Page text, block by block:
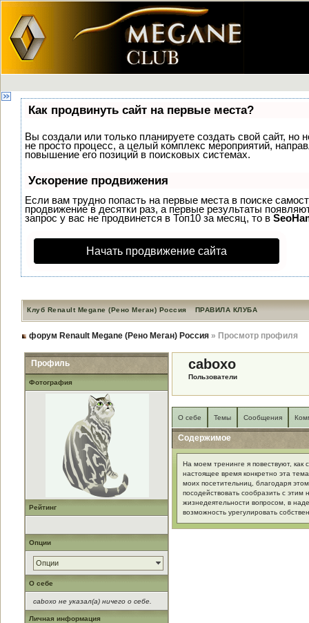
Как продвинуть сайт на первые места?
Вы создали или только планируете создать свой сайт, но
не просто процесс, а целый комплекс мероприятий,
повышение его позиций в поисковых системах.
Ускорение продвижения
Если вам трудно попасть на первые места в поиске
продвижение в десятки раз, а первые результаты
запрос у вас не продвинется в Топ10 за месяц, то в
Начать продвижение сайта
Клуб Renault Megane (Рено Меган) Россия ПРАВИЛА КЛУБА
форум Renault Megane (Рено Меган) Россия » Просмотр профиля
Профиль
Фотография
Рейтинг
Опции
Опции
О себе
caboxo не указал(а) ничего о себе.
Личная информация
caboxo
Пользователи
О себе Темы Сообщения
Содержимое
На моем тренинге я повествуют, как
настоящее время конкретно эта
моих посетительниц, благодаря
посодействовать сообразить с
жизнедеятельности вопросом, в
возможность урегулировать